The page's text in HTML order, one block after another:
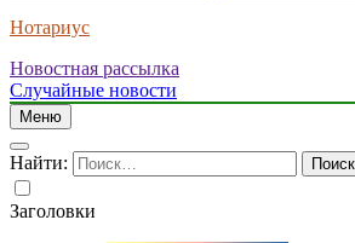
Нотариус
Новостная рассылка
Случайные новости
Меню
Найти:
Заголовки